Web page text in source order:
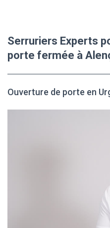
Serruriers Experts
porte fermée à
Ouverture de porte en